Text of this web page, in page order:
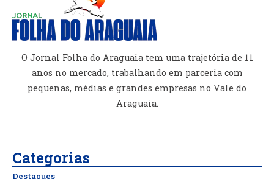
O Jornal Folha do Araguaia tem uma trajetória de 11
anos no mercado, trabalhando em parceria com
pequenas, médias e grandes empresas no Vale do
Araguaia.
Categorias
Destaques